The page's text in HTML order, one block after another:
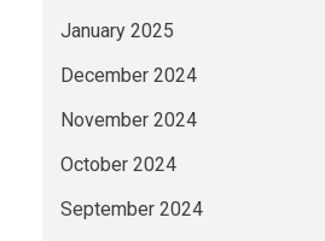
January 2025
December 2024
November 2024
October 2024
September 2024